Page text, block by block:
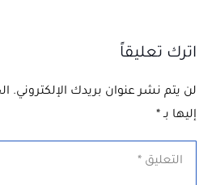
اترك تعليقاً
لن يتم نشر عنوان بريدك الإلكتروني.
إليها بـ*